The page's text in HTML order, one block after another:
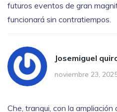
futuros eventos de gran
funcionará sin contratiempos.
Josemiguel
noviembre 23,
Che, tranqui, con la